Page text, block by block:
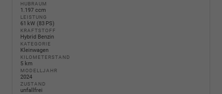
HUBRAUM
1.197 ccm
LEISTUNG
61 kW (83 PS)
KRAFTSTOFF
Hybrid Benzin
KATEGORIE
Kleinwagen
KILOMETERSTAND
5 km
MODELLJAHR
2024
ZUSTAND
unfallfrei